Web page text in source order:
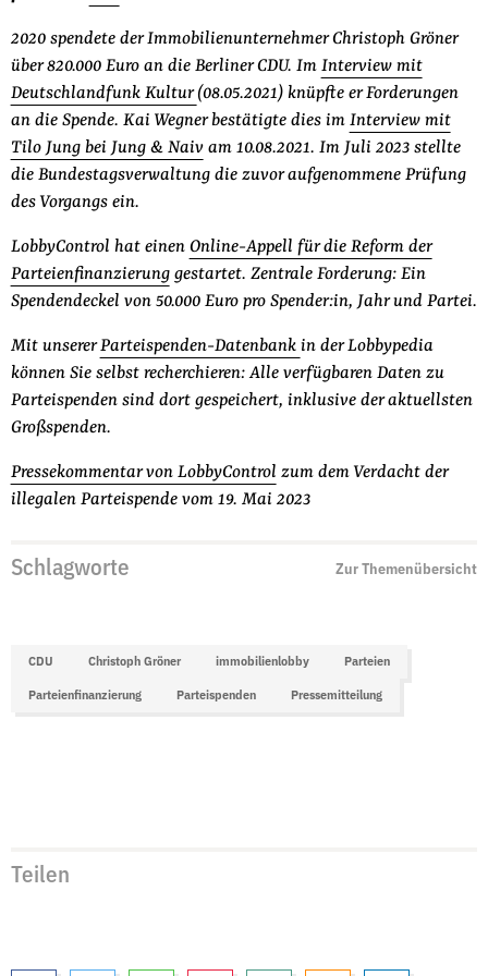
2020 spendete der Immobilienunternehmer Christoph Gröner
über 820.000 Euro an die Berliner CDU. Im Interview mit
Deutschlandfunk Kultur(08.05.2021) knüpfte er Forderungen
an die Spende. Kai Wegner bestätigte dies im Interview mit
Tilo Jung bei Jung & Naivam 10.08.2021. Im Juli 2023 stellte
die Bundestagsverwaltung die zuvor aufgenommene Prüfung
des Vorgangs ein.
LobbyControl hat einen Online-Appell für die Reform der
Parteienfinanzierunggestartet. Zentrale Forderung: Ein
Spendendeckel von 50.000 Euro pro Spender:in, Jahr und Partei.
Mit unsererParteispenden-Datenbank in der Lobbypedia
können Sie selbst recherchieren: Alle verfügbaren Daten zu
Parteispenden sind dort gespeichert, inklusive der aktuellsten
Großspenden.
Pressekommentar von LobbyControl zum dem Verdacht der
illegalen Parteispende vom 19. Mai 2023
Schlagworte Zur Themenübersicht
CDU Christoph Gröner immobilienlobby Parteien
Parteienfinanzierung Parteispenden Pressemitteilung
Teilen